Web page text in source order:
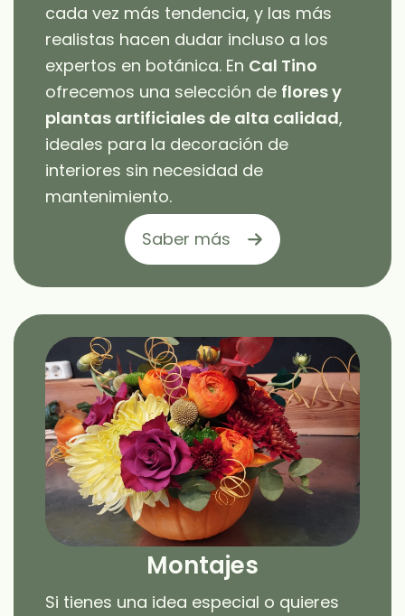
cada vez más tendencia, y las más
realistas hacen dudar incluso a los
expertos en botánica. En Cal Tino
ofrecemos una selección de flores y
plantas artificiales de alta calidad,
ideales para la decoración de
interiores sin necesidad de
mantenimiento.
Saber más
Montajes
Si tienes una idea especial o quieres